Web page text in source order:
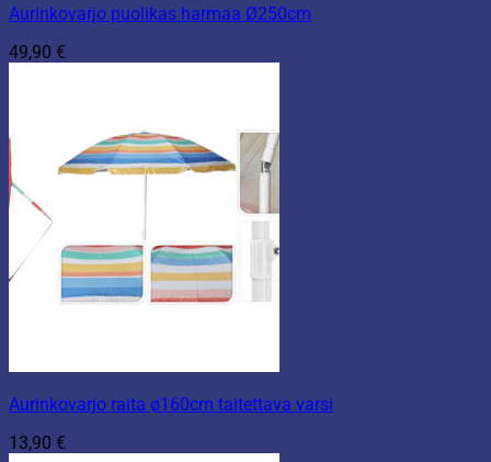
Aurinkovarjo puolikas harmaa Ø250cm
49,90 €
Aurinkovarjo raita ø160cm taitettava varsi
13,90 €